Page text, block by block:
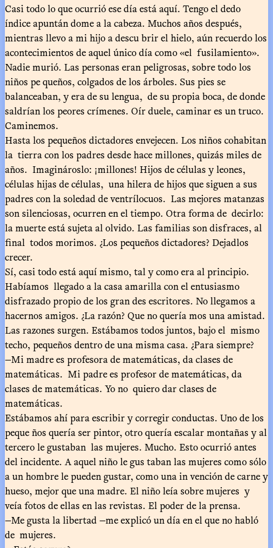
Casi todo lo que ocurrió ese día está aquí. Tengo el dedo
índice apuntán dome a la cabeza. Muchos años después,
mientras llevo a mi hijo a descu brir el hielo, aún recuerdo los
acontecimientos de aquel único día como «el fusilamiento».
Nadie murió. Las personas eran peligrosas, sobre todo los
niños pe queños, colgados de los árboles. Sus pies se
balanceaban, y era de su lengua, de su propia boca, de donde
saldrían los peores crímenes. Oír duele, caminar es un truco.
Caminemos.
Hasta los pequeños dictadores envejecen. Los niños cohabitan
la tierra con los padres desde hace millones, quizás miles de
años. Imaginároslo: ¡millones! Hijos de células y leones,
células hijas de células, una hilera de hijos que siguen a sus
padres con la soledad de ventrílocuos. Las mejores matanzas
son silenciosas, ocurren en el tiempo. Otra forma de decirlo:
la muerte está sujeta al olvido. Las familias son disfraces, al
final todos morimos. ¿Los pequeños dictadores? Dejadlos
crecer.
Sí, casi todo está aquí mismo, tal y como era al principio.
Habíamos llegado a la casa amarilla con el entusiasmo
disfrazado propio de los gran des escritores. No llegamos a
hacernos amigos. ¿La razón? Que no quería mos una amistad.
Las razones surgen. Estábamos todos juntos, bajo el mismo
techo, pequeños dentro de una misma casa. ¿Para siempre?
—Mi madre es profesora de matemáticas, da clases de
matemáticas. Mi padre es profesor de matemáticas, da
clases de matemáticas. Yo no quiero dar clases de
matemáticas.
Estábamos ahí para escribir y corregir conductas. Uno de los
peque ños quería ser pintor, otro quería escalar montañas y al
tercero le gustaban las mujeres. Mucho. Esto ocurrió antes
del incidente. A aquel niño le gus taban las mujeres como sólo
a un hombre le pueden gustar, como una in vención de carne y
hueso, mejor que una madre. El niño leía sobre mujeres y
veía fotos de ellas en las revistas. El poder de la prensa.
—Me gusta la libertad —me explicó un día en el que no habló
de mujeres.